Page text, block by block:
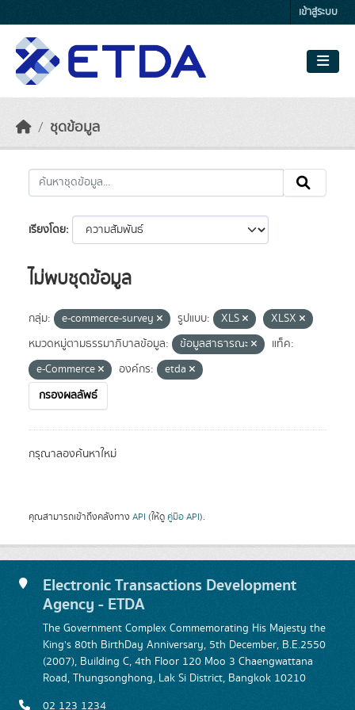
เข้าสู่ระบบ
ชุดข้อมูล
เรียงโดย
ไม่พบชุดข้อมูล
กลุ่ม: e-commerce-survey รูปแบบ: XLS
XLSX
หมวดหมู่ตามธรรมาภิบาลข้อมูล:
ข้อมูลสาธารณะ
แท็ค:
e-Commerce
องค์กร:
etda
กรองผลลัพธ์
กรุณาลองค้นหาใหม่
คุณสามารถเข้าถึงคลังทาง API (ให้ดู คู่มือ API).
Electronic Transactions Development
Agency - ETDA
The Government Complex Commemorating His Majesty the
King's 80th BirthDay Anniversary, 5th December, B.E.2550
(2007), Building C, 4th Floor 120 Moo 3 Chaengwattana
Road, Thungsonghong, Lak Si District, Bangkok 10210
02 123 1234